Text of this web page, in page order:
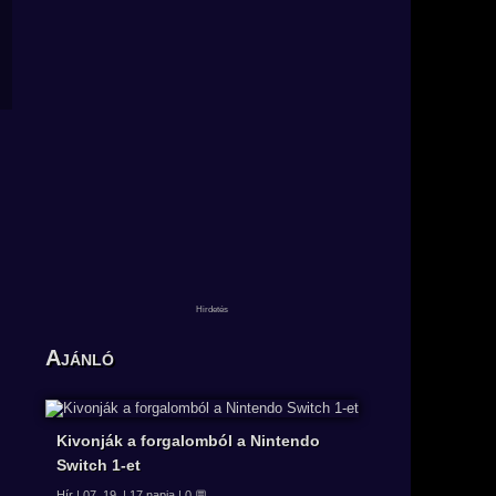
Ajánló
Kivonják a forgalomból a Nintendo
Switch 1-et